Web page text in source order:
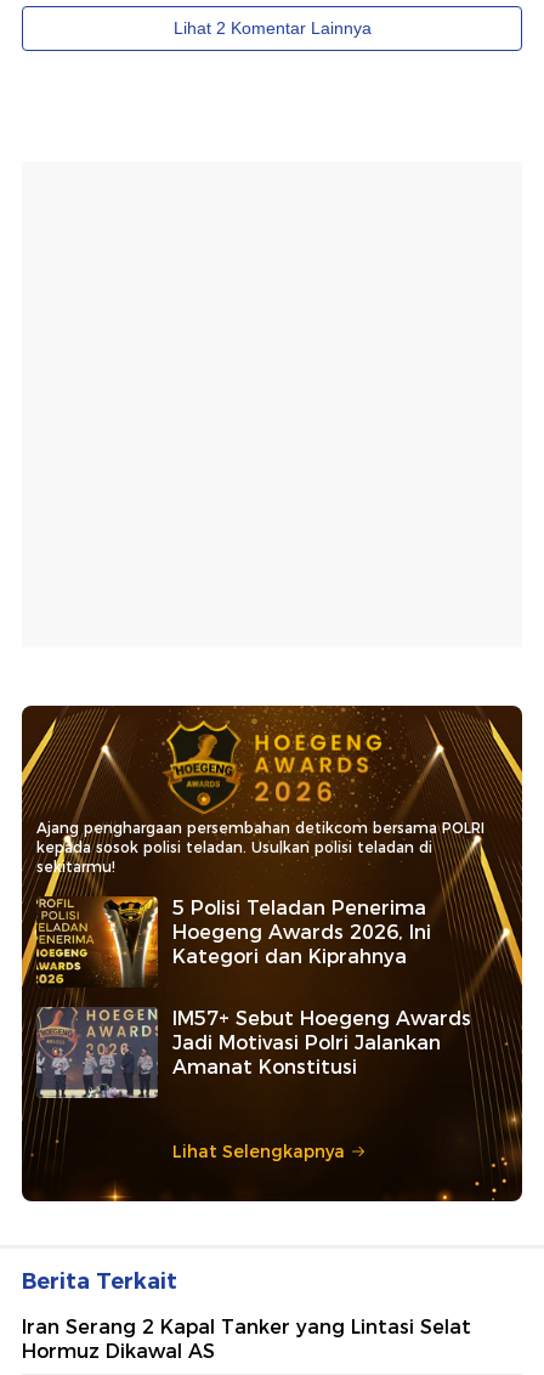
Ajang penghargaan persembahan detikcom bersama POLRI
kepada sosok polisi teladan. Usulkan polisi teladan di
sekitarmu!
5 Polisi Teladan Penerima
Hoegeng Awards 2026, Ini
Kategori dan Kiprahnya
IM57+ Sebut Hoegeng Awards
Jadi Motivasi Polri Jalankan
Amanat Konstitusi
Lihat Selengkapnya
Berita Terkait
Iran Serang 2 Kapal Tanker yang Lintasi Selat
Hormuz Dikawal AS